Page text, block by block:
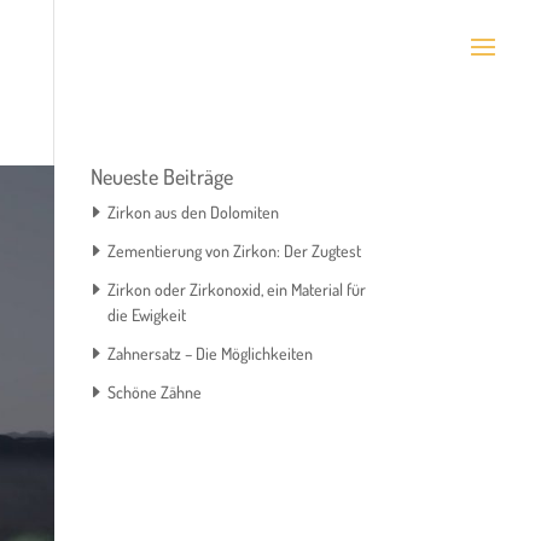
Neueste Beiträge
Zirkon aus den Dolomiten
Zementierung von Zirkon: Der Zugtest
Zirkon oder Zirkonoxid, ein Material für
die Ewigkeit
Zahnersatz – Die Möglichkeiten
Schöne Zähne